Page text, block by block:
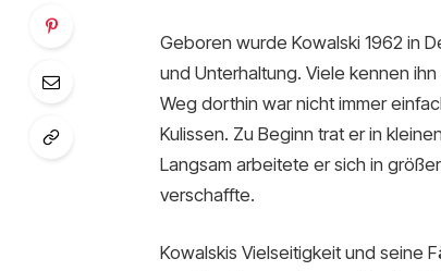
Geboren wurde Kowalski 1962 in
und Unterhaltung. Viele kennen
Weg dorthin war nicht immer
Kulissen. Zu Beginn trat er in
Langsam arbeitete er sich in
verschaffte.
Kowalskis Vielseitigkeit und seine